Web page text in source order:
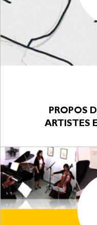
PROPOS
ARTISTES